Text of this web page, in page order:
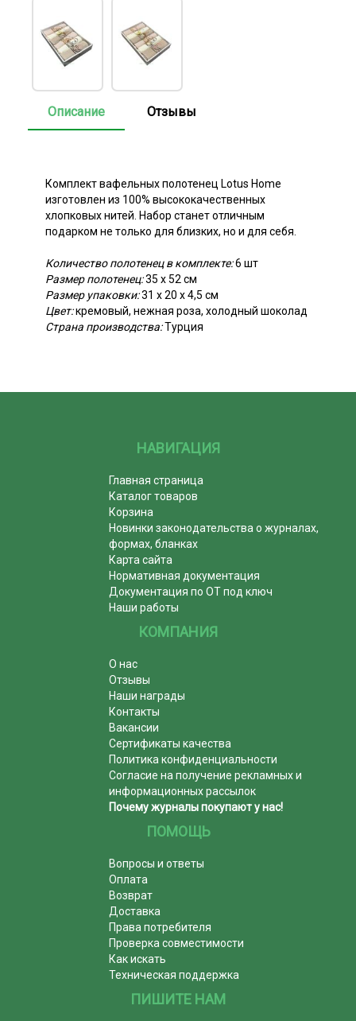
Описание Отзывы
Комплект вафельных полотенец Lotus Home
изготовлен из 100% высококачественных
хлопковых нитей. Набор станет отличным
подарком не только для близких, но и для себя.
Количество полотенец в комплекте:6 шт
Размер полотенец:35 х 52 см
Размер упаковки:31 х 20 х 4,5 см
Цвет:кремовый, нежная роза, холодный шоколад
Страна производства:Турция
НАВИГАЦИЯ
Главная страница
Каталог товаров
Корзина
Новинки законодательства о журналах,
формах, бланках
Карта сайта
Нормативная документация
Документация по ОТ под ключ
Наши работы
КОМПАНИЯ
О нас
Отзывы
Наши награды
Контакты
Вакансии
Сертификаты качества
Политика конфиденциальности
Согласие на получение рекламных и
информационных рассылок
Почему журналы покупают у нас!
ПОМОЩЬ
Вопросы и ответы
Оплата
Возврат
Доставка
Права потребителя
Проверка совместимости
Как искать
Техническая поддержка
ПИШИТЕ НАМ